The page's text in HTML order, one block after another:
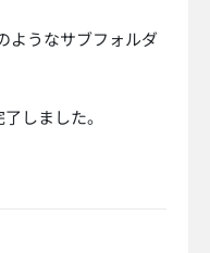
ようなサブフォルダ
しました。